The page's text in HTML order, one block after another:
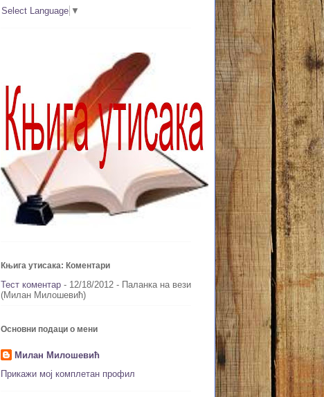
Select Language ▼
Књига утисака: Коментари
Тест коментар - 12/18/2012 - Паланка на вези
(Милан Милошевић)
Основни подаци о мени
Милан Милошевић
Прикажи мој комплетан профил